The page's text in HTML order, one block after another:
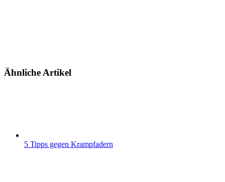
Ähnliche Artikel
5 Tipps gegen Krampfadern